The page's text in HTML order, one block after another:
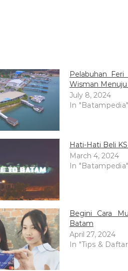
Pelabuhan
Wisman Menuju
July 8, 2024
In "Batampedia"
Hati-Hati Beli
March 4, 2024
In "Batampedia"
Begini Cara
Batam
April 27, 2024
In "Tips &